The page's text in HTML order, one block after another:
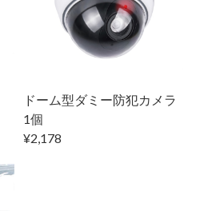
ドーム型ダミー防犯カメラ
1個
¥2,178